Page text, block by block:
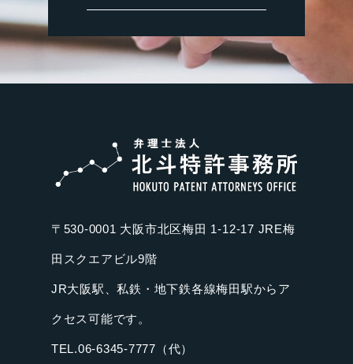
〒530-0001 大阪市北区梅田 1-12-17 JRE梅
田スクエアビル9階
JR大阪駅、私鉄・地下鉄各線梅田駅からア
クセス可能です。
TEL.06-6345-7777（代）